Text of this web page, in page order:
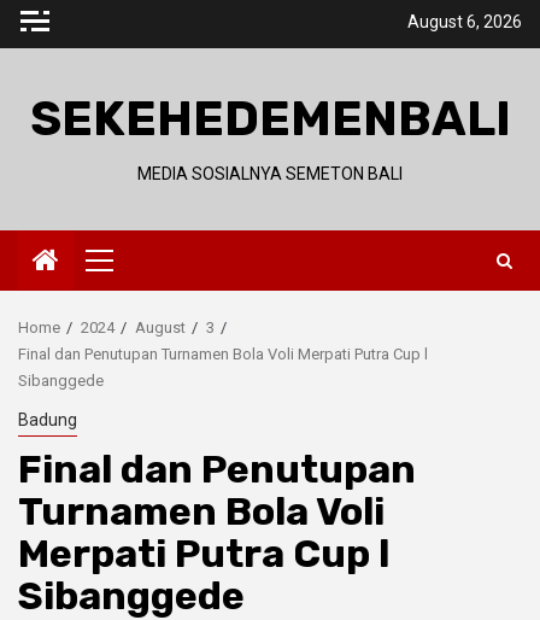
Skip
August 6, 2026
SEKEHEDEMENBALI
MEDIA SOSIALNYA SEMETON BALI
Primary
Menu
Home 2024 August
3
Final dan Penutupan Turnamen Bola Voli Merpati Putra Cup l
Sibanggede
Badung
Final dan Penutupan
Turnamen Bola Voli
Merpati Putra Cup l
Sibanggede